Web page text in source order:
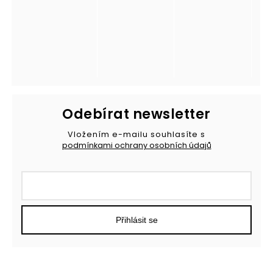
Odebírat newsletter
Vložením e-mailu souhlasíte s
podmínkami ochrany osobních údajů
Přihlásit se